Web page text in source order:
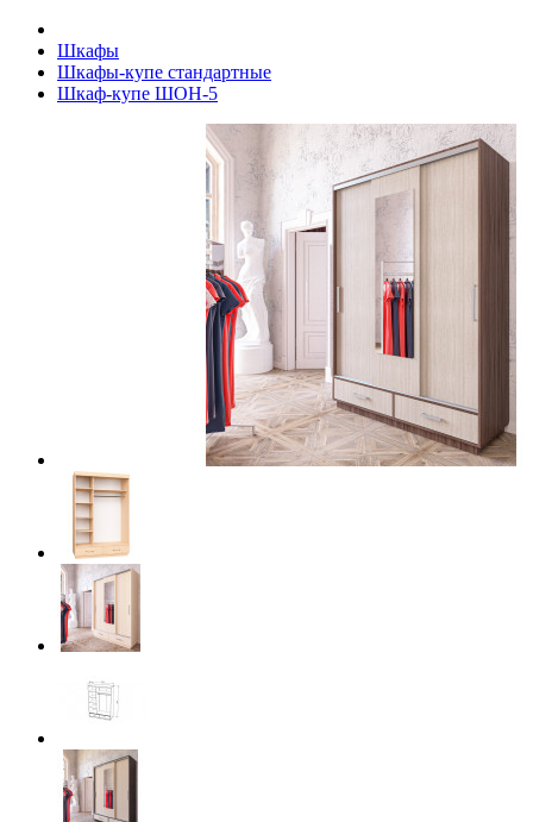
Шкафы
Шкафы-купе стандартные
Шкаф-купе ШОН-5